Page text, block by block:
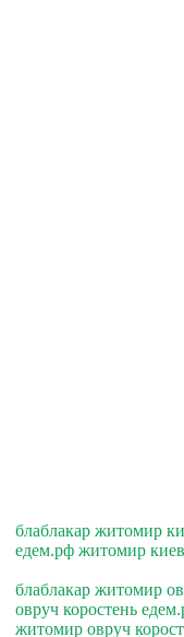
блаблакар житомир
едем.рф житомир
блаблакар житомир
овруч коростень
житомир овруч